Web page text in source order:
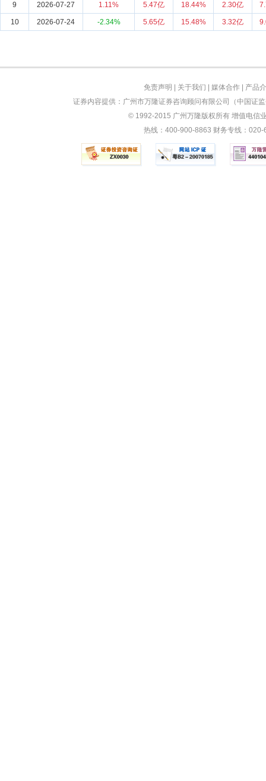
9 2026-07-27 1.11% 5.47亿 18.44% 2.30亿
10 2026-07-24 -2.34% 5.65亿 15.48% 3.32亿
免责声明 关于我们 媒体合作
产品
证券内容提供：广州市万隆证券咨询顾问有限公司（中国证
© 1992-2015 广州万隆版权所有 增值电信
热线：400-900-8863 财务专线：